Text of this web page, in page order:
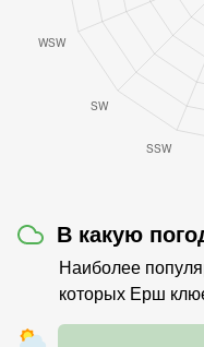
В какую
Наиболее
которых Ерш